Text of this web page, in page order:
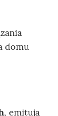
domu
, emitują